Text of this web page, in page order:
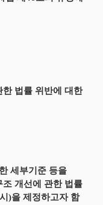
법률 위반에 대한
세부기준 등을
개선에 관한 법률
)을 제정하고자 함